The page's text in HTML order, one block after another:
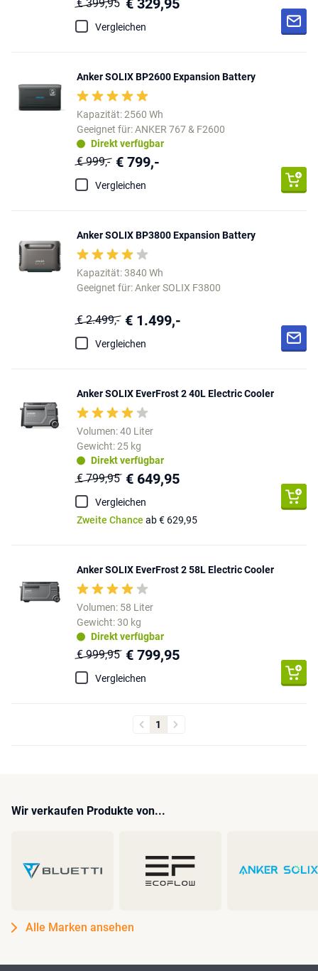
€ 399,95
Vergleichen
Anker SOLIX BP2600 Expansion Battery
Kapazität: 2560 Wh
Geeignet für: ANKER 767 & F2600
Direkt verfügbar
€ 999,- € 799,-
Vergleichen
Anker SOLIX BP3800 Expansion Battery
Kapazität: 3840 Wh
Geeignet für: Anker SOLIX F3800
€ 2.499,- € 1.499,-
Vergleichen
Anker SOLIX EverFrost 2 40L Electric Cooler
Volumen: 40 Liter
Gewicht: 25 kg
Direkt verfügbar
€ 799,95 € 649,95
Vergleichen
Zweite Chance ab € 629,95
Anker SOLIX EverFrost 2 58L Electric Cooler
Volumen: 58 Liter
Gewicht: 30 kg
Direkt verfügbar
€ 999,95 € 799,95
Vergleichen
1
Wir verkaufen Produkte von...
Alle Marken ansehen